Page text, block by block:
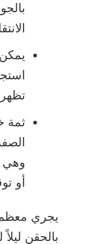
ثمة
وهي
أو
يجري معظم
بالحقن